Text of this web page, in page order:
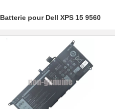
Batterie pour Dell XPS 15 9560